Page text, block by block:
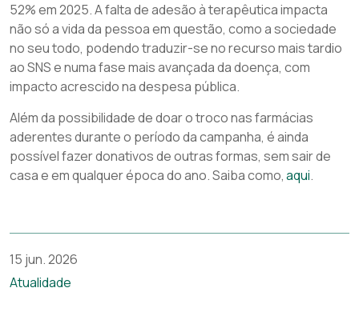
52% em 2025. A falta de adesão à terapêutica impacta
não só a vida da pessoa em questão, como a sociedade
no seu todo, podendo traduzir-se no recurso mais tardio
ao SNS e numa fase mais avançada da doença, com
impacto acrescido na despesa pública.
Além da possibilidade de doar o troco nas farmácias
aderentes durante o período da campanha, é ainda
possível fazer donativos de outras formas, sem sair de
casa e em qualquer época do ano. Saiba como,aqui.
15 jun. 2026
Atualidade